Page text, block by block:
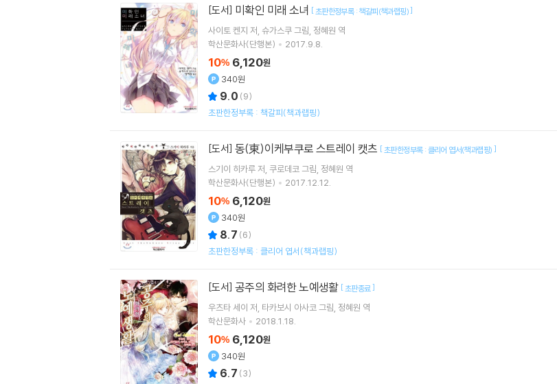
[도서] 미확인 미래 소녀 [초판한정부록 : 책갈피(책과랩핑)]
사이토 켄지 저 슈가스쿠그림 정혜원 역
학산문화사(단행본)
2017.9.8.
10% 6,120원
340원
9.0 (9)
초판한정부록 : 책갈피(책과랩핑)
[도서] 동(東)이케부쿠로 스트레이 캣츠 [초판한정부록 : 클리어 엽서(책과랩핑) ]
스기이 히카루저 쿠로데코 그림 정혜원 역
학산문화사(단행본)
2017.12.12.
10% 6,120원
340원
8.7 (6)
초판한정부록 : 클리어 엽서(책과랩핑)
[도서] 공주의 화려한 노예생활 [초판종료]
우츠타 세이 저 타카보시 아사코 그림 정혜원 역
학산문화사
2018.1.18.
10% 6,120원
340원
6.7 (3)